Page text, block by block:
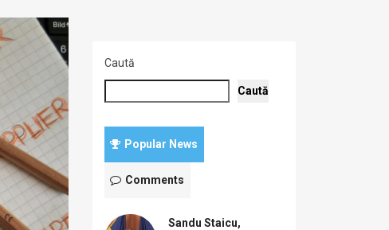
Caută
Caută
Popular News
Comments
Sandu Staicu,